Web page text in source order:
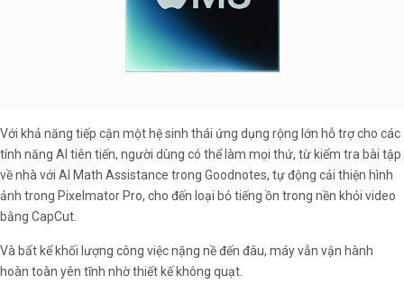
Với khả năng tiếp cận một hệ sinh thái ứng dụng rộng lớn hỗ trợ cho các
tính năng AI tiên tiến, người dùng có thể làm mọi thứ, từ kiểm tra bài tập
về nhà với AI Math Assistance trong Goodnotes, tự động cải thiện hình
ảnh trong Pixelmator Pro, cho đến loại bỏ tiếng ồn trong nền khỏi video
bằng CapCut.
Và bất kể khối lượng công việc nặng nề đến đâu, máy vẫn vận hành
hoàn toàn yên tĩnh nhờ thiết kế không quạt.